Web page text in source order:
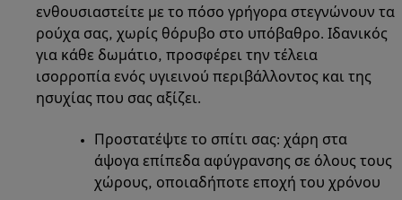
ενθουσιαστείτε με το πόσο γρήγορα στεγνώνουν τα
ρούχα σας, χωρίς θόρυβο στο υπόβαθρο. Ιδανικός
για κάθε δωμάτιο, προσφέρει την τέλεια
ισορροπία ενός υγιεινού περιβάλλοντος και της
ησυχίας που σας αξίζει.
Προστατέψτε το σπίτι σας: χάρη στα
άψογα επίπεδα αφύγρανσης σε όλους τους
χώρους, οποιαδήποτε εποχή του χρόνου